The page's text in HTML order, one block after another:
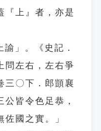
『上』者，亦是
」。《史記．
問左右，左右爭
三〇下．郎顗襄
皆令色足恭，
國之實。」